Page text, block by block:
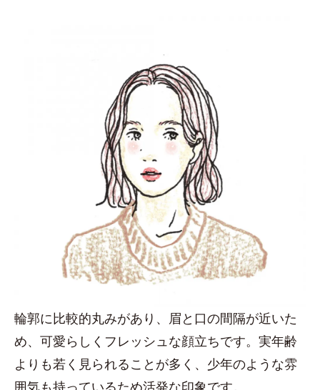
輪郭に比較的丸みがあり、眉と口の間隔が近いた
め、可愛らしくフレッシュな顔立ちです。実年齢
よりも若く見られることが多く、少年のような雰